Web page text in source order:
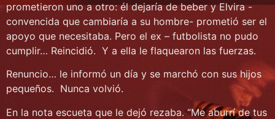
prometieron uno a otro: él dejaría de beber y Elvira -
convencida que cambiaría a su hombre- prometió ser el
apoyo que necesitaba. Pero el ex – futbolista no pudo
cumplir… Reincidió. Y a ella le flaquearon las fuerzas.
Renuncio… le informó un día y se marchó con sus hijos
pequeños. Nunca volvió.
En la nota escueta que le dejó rezaba. “Me aburrí de tus